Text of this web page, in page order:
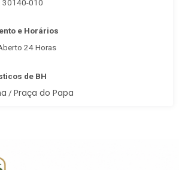
30140-010
e Horários
24 Horas
de BH
/ Praça do Papa